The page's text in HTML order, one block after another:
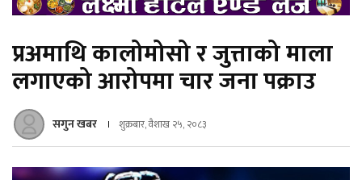
प्रअमाथि कालोमोसो र जुत्ताको माला
लगाएको आरोपमा चार जना पक्राउ
सगुन खबर शुक्रबार, वैशाख २५, २०८३